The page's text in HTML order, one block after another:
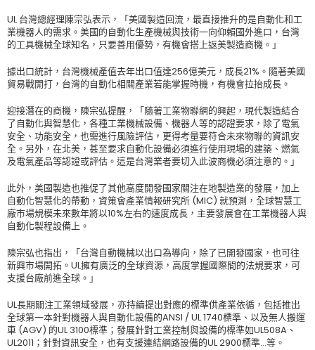
UL 台灣總經理陳宗弘表示，「美國製造回流，最直接推升的是自動化和工
業機器人的需求。美國的自動化生產機械與技術一向仰賴國外進口，台灣
的工具機械全球知名，只要善用優勢，有機會搭上返美製造商機。」
據出口統計，台灣機械產值去年出口值達256億美元，成長21%。隨著美國
貿易戰開打，台灣的自動化相關產業若能掌握時機，有機會拉抬成長。
迎接潛在的商機，陳宗弘提醒，「隨著工業物聯網的興起，現代製造結合
了自動化與智慧化，各種工業機械設備、機器人等的認證要求，除了電氣
安全、功能安全，也需進行風險評估，更得考量要符合未來物聯的資訊安
全。另外，在北美，甚至要求自動化設備必須進行使用現場的建築、燃氣
及電氣產品等認證或評估。這是台灣業者要切入此波商機必須注意的。」
此外，美國製造也推促了其他高度開發國家關注在地製造業的發展，加上
自動化智慧化的帶動，資策會產業情報研究所 (MIC) 就預測，全球智慧工
廠市場規模未來數年將以10%左右的速度成長，主要發展會在工業機器人與
自動化製程設備上。
陳宗弘也指出，「台灣自動機械以出口為導向，除了已開發國家，也可往
新興市場開拓。UL擁有廣泛的全球資源，高度掌握國際間的法規要求，可
支援台廠前進全球。」
UL長期關注工業領域發展，亦持續提出對應的標準供產業依循，包括推出
全球第一本針對機器人與自動化設備的ANSI / UL 1740標準、以及無人搬運
車 (AGV) 的UL 3100標準；發展針對工業控制與設備的標準如UL508A、
UL2011；針對資訊安全，也有支援連結網路設備的UL 2900標準…等。